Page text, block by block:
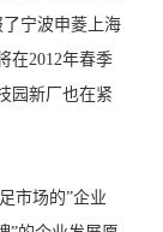
宁波申菱上海
在2012年春季
园新厂也在紧
市场的”企业